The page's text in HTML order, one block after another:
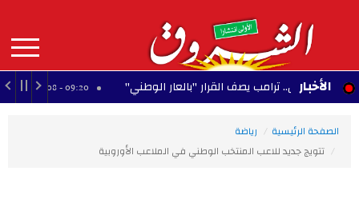
contenu
principal
MAIN
NAVIGATION الأخبار
ترامب يصف القرار "بالعار الوطني" 09:20 - 2026/08/08 بعد
الصفحة الرئيسية
رياضة
تتويج جديد للاعب المنتخب الوطني في الملاعب الأوروبية